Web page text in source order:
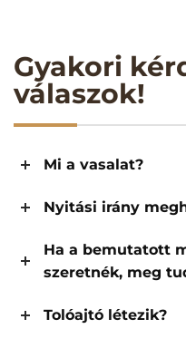
Gyakori
válaszok!
Mi a vasalat?
Nyitási irány
Ha a bemutatott
szeretnék, meg
Tolóajtó létezik?